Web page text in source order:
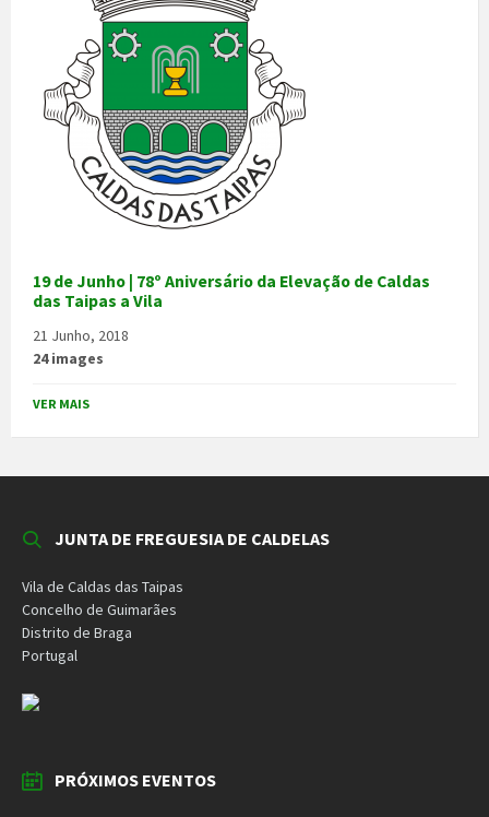
19 de Junho | 78º Aniversário da Elevação de Caldas
das Taipas a Vila
21 Junho, 2018
24 images
VER MAIS
JUNTA DE FREGUESIA DE CALDELAS
Vila de Caldas das Taipas
Concelho de Guimarães
Distrito de Braga
Portugal
PRÓXIMOS EVENTOS